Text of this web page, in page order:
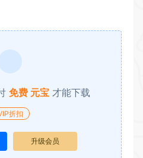
免费 元宝 才能下载
折扣
升级会员